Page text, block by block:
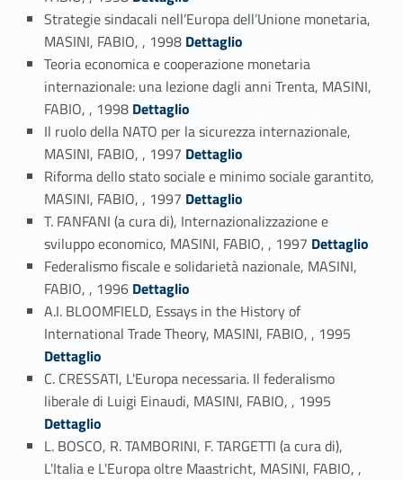
Strategie sindacali nell’Europa dell’Unione monetaria,
MASINI, FABIO, , 1998 Link identifier #identifier_person_92655-81
Dettaglio
Teoria economica e cooperazione monetaria
internazionale: una lezione dagli anni Trenta, MASINI,
FABIO, , 1998 Link identifier #identifier_person_69784-82
Dettaglio
Il ruolo della NATO per la sicurezza internazionale,
MASINI, FABIO, , 1997 Link identifier #identifier_person_119438-83
Dettaglio
Riforma dello stato sociale e minimo sociale garantito,
MASINI, FABIO, , 1997 Link identifier #identifier_person_195754-84
Dettaglio
T. FANFANI (a cura di), Internazionalizzazione e
sviluppo economico, MASINI, FABIO, , 1997 Link identifier #identifier_person_92110-85
Dettaglio
Federalismo fiscale e solidarietà nazionale, MASINI,
FABIO, , 1996 Link identifier #identifier_person_15057-86
Dettaglio
A.I. BLOOMFIELD, Essays in the History of
International Trade Theory, MASINI, FABIO, , 1995
Dettaglio
C. CRESSATI, L'Europa necessaria. Il federalismo
liberale di Luigi Einaudi, MASINI, FABIO, , 1995
Dettaglio
L. BOSCO, R. TAMBORINI, F. TARGETTI (a cura di),
L'Italia e L'Europa oltre Maastricht, MASINI, FABIO, ,